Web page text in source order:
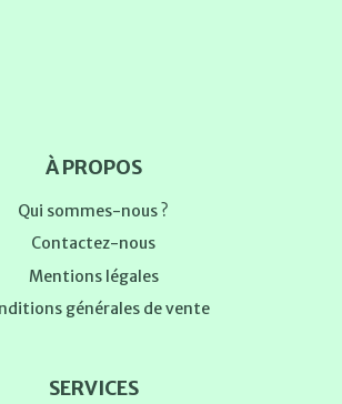
À PROPOS
Qui sommes-nous ?
Contactez-nous
Mentions légales
générales de vente
SERVICES